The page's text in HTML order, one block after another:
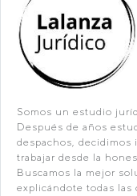
Somos un estudio
Después de años
despachos, decidimos
trabajar desde la
Buscamos la mejor
explicándote todas